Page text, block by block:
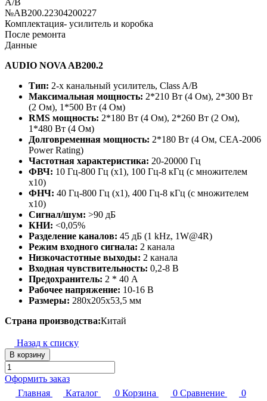
№AB200.22304200227
Комплектация- усилитель и коробка
После ремонта
Данные
AUDIO NOVA AB200.2
Тип: 2-х канальный усилитель, Class A/B
Максимальная мощность: 2*210 Вт (4 Ом), 2*300 Вт
(2 Ом), 1*500 Вт (4 Ом)
RMS мощность: 2*180 Вт (4 Ом), 2*260 Вт (2 Ом),
1*480 Вт (4 Ом)
Долговременная мощность: 2*180 Вт (4 Ом, CEA-2006
Power Rating)
Частотная характеристика: 20-20000 Гц
ФВЧ: 10 Гц-800 Гц (х1), 100 Гц-8 кГц (с множителем
х10)
ФНЧ: 40 Гц-800 Гц (х1), 400 Гц-8 кГц (с множителем
х10)
Сигнал/шум: >90 дБ
КНИ: <0,05%
Разделение каналов: 45 дБ (1 kHz, 1W@4R)
Режим входного сигнала: 2 канала
Низкочастотные выходы: 2 канала
Входная чувствительность: 0,2-8 В
Предохранитель: 2 * 40 А
Рабочее напряжение: 10-16 В
Размеры: 280x205x53,5 мм
Страна производства:Китай
Назад к списку
В корзину
Оформить заказ
Главная
Каталог 0 Корзина 0 Сравнение
0